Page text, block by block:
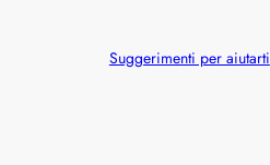
Suggerimenti per aiutarti